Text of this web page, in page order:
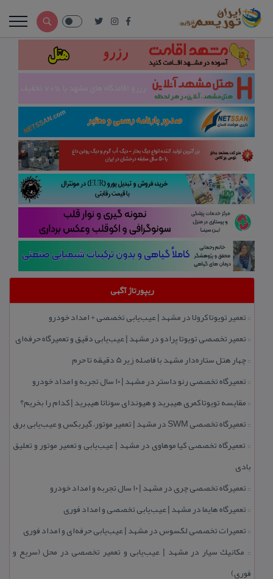
ریپورتاژ آگهی
:: تعمیر تویوتا كرولا در مشهد | عیب‌یابی تخصصی + امداد خودرو
:: تعمیر تخصصی تویوتا پرادو در مشهد | عیب‌یابی دقیق و تعمیرگاه حرفه‌ای
::چهار هتل‌ ستاره‌دار مشهد با فاصله زیر 5 دقیقه تا حرم
:: تعمیرگاه تخصصی رنو داستر در مشهد | ۱۰ سال تجربه و امداد خودرو
:: مقایسه تویوتا كمری هیبرید و هیوندای سوناتا هیبرید | كدام را بخریم؟
:: تعمیرگاه تخصصی SWM در مشهد | تعمیر موتور، گیربكس و عیب‌یابی برق
:: تعمیرگاه تخصصی كیا موهاوی در مشهد | عیب‌یابی و تعمیر موتور و تعلیق
بادی
:: تعمیرگاه تخصصی چری در مشهد | ۱۰ سال تجربه و امداد خودرو
:: تعمیرگاه هایما در مشهد | عیب‌یابی تخصصی و امداد فوری
:: تعمیرات تخصصی لكسوس در مشهد | عیب‌یابی حرفه‌ای و امداد فوری
:: مكانیك سیار در مشهد | عیب‌یابی و تعمیر تخصصی در محل (سریع و
فوری)